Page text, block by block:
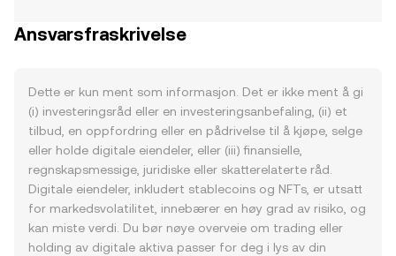
Ansvarsfraskrivelse
Dette er kun ment som informasjon. Det er ikke ment å gi
(i) investeringsråd eller en investeringsanbefaling, (ii) et
tilbud, en oppfordring eller en pådrivelse til å kjøpe, selge
eller holde digitale eiendeler, eller (iii) finansielle,
regnskapsmessige, juridiske eller skatterelaterte råd.
Digitale eiendeler, inkludert stablecoins og NFTs, er utsatt
for markedsvolatilitet, innebærer en høy grad av risiko, og
kan miste verdi. Du bør nøye overveie om trading eller
holding av digitale aktiva passer for deg i lys av din